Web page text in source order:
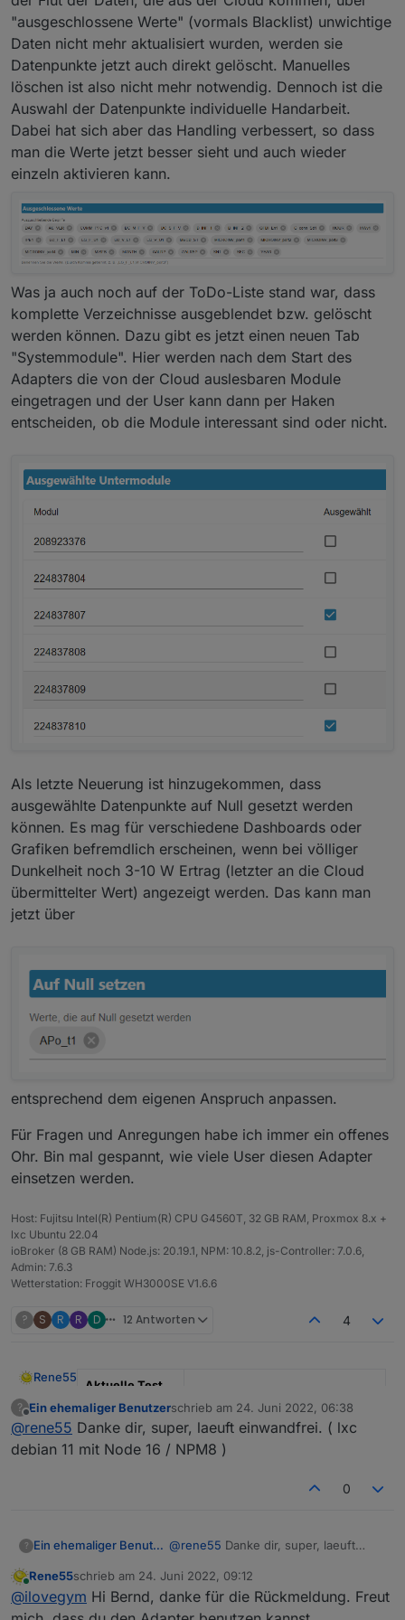
"ausgeschlossene Werte" (vormals Blacklist) unwichtige
Daten nicht mehr aktualisiert wurden, werden sie
Datenpunkte jetzt auch direkt gelöscht. Manuelles
löschen ist also nicht mehr notwendig. Dennoch ist die
Auswahl der Datenpunkte individuelle Handarbeit.
Dabei hat sich aber das Handling verbessert, so dass
man die Werte jetzt besser sieht und auch wieder
einzeln aktivieren kann.
Was ja auch noch auf der ToDo-Liste stand war, dass
komplette Verzeichnisse ausgeblendet bzw. gelöscht
werden können. Dazu gibt es jetzt einen neuen Tab
"Systemmodule". Hier werden nach dem Start des
Adapters die von der Cloud auslesbaren Module
eingetragen und der User kann dann per Haken
entscheiden, ob die Module interessant sind oder nicht.
Als letzte Neuerung ist hinzugekommen, dass
ausgewählte Datenpunkte auf Null gesetzt werden
können. Es mag für verschiedene Dashboards oder
Grafiken befremdlich erscheinen, wenn bei völliger
Dunkelheit noch 3-10 W Ertrag (letzter an die Cloud
übermittelter Wert) angezeigt werden. Das kann man
jetzt über
entsprechend dem eigenen Anspruch anpassen.
Für Fragen und Anregungen habe ich immer ein offenes
Ohr. Bin mal gespannt, wie viele User diesen Adapter
einsetzen werden.
Host: Fujitsu Intel(R) Pentium(R) CPU G4560T, 32 GB RAM, Proxmox 8.x +
lxc Ubuntu 22.04
ioBroker (8 GB RAM) Node.js: 20.19.1, NPM: 10.8.2, js-Controller: 7.0.6,
Admin: 7.6.3
Wetterstation: Froggit WH3000SE V1.6.6
? S R R D 12 Antworten 4
Rene55
Aktuelle Test
Version
0.5.1
Veröffentlichun
gsdatum
23.06.2022
https://github.com/raschy/ioBrok
SolarmanPV, Adapter für Bosswerk MIxxx, Deyexxx.
Dieser Adapter dient dazu, Daten eines
Balkonkraftwerks, die durch einen Wechselrichter
"Bosswerk MI600" bereit gestellt werden, in ioBroker
Ich gehe davon aus, dass die Anlage bisher durch die
?
Offline
Ein ehemaliger Benutzerschrieb am 24. Juni 2022, 06:38
zuletzt editiert von
@rene55 Danke dir, super, laeuft einwandfrei. ( lxc
debian 11 mit Node 16 / NPM8 )
0
? Ein ehemaliger Benutzer @rene55 Danke dir, super, laeuft
16 / NPM8 )
Online
Rene55schrieb am 24. Juni 2022, 09:12
zuletzt editiert von
@ilovegym Hi Bernd, danke für die Rückmeldung. Freut